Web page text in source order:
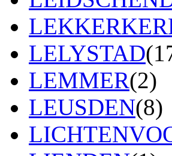
LELYSTAD
LEMMER(2)
LEUSDEN(8)